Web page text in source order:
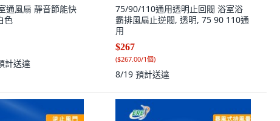
通風扇 靜音節能快
色
計送達
75/90/110通用透明止回閥 浴室浴
霸排風扇止逆閥, 透明, 75 90 110通
用
$267
($267.00/1個)
8/19 預計送達